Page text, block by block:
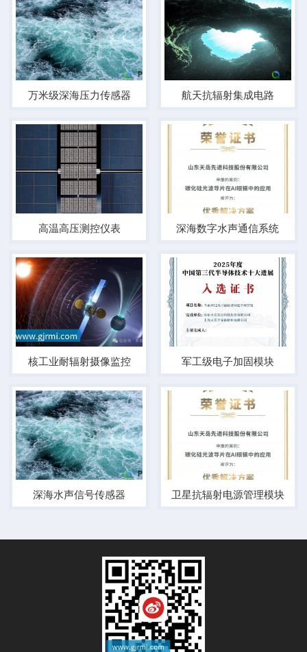
万米级深海压力传感器 航天抗辐射集成电路
高温高压测控仪表 深海数字水声通信系统
核工业耐辐射摄像监控 军工级电子加固模块
深海水声信号传感器 卫星抗辐射电源管理模块